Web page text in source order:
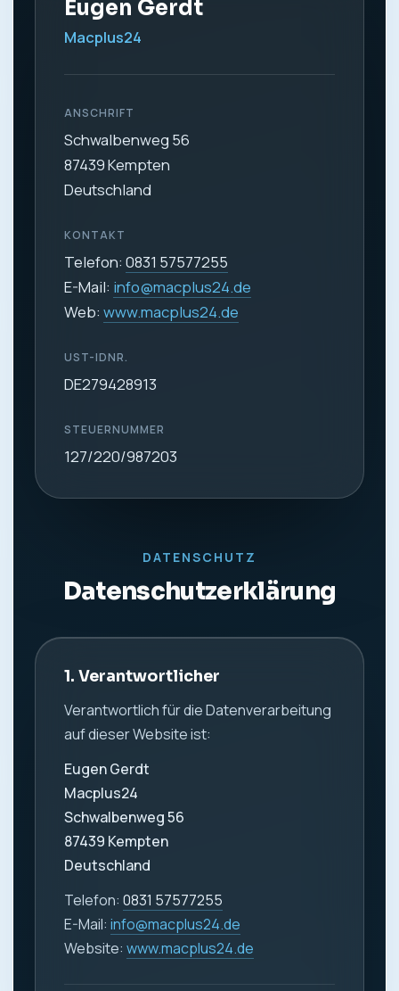
Eugen Gerdt
Macplus24
ANSCHRIFT
Schwalbenweg 56
87439 Kempten
Deutschland
KONTAKT
Telefon: 0831 57577255
E-Mail: info@macplus24.de
Web: www.macplus24.de
UST-IDNR.
DE279428913
STEUERNUMMER
127/220/987203
DATENSCHUTZ
Datenschutzerklärung
1. Verantwortlicher
Verantwortlich für die Datenverarbeitung
auf dieser Website ist:
Eugen Gerdt
Macplus24
Schwalbenweg 56
87439 Kempten
Deutschland
Telefon: 0831 57577255
E-Mail: info@macplus24.de
Website: www.macplus24.de